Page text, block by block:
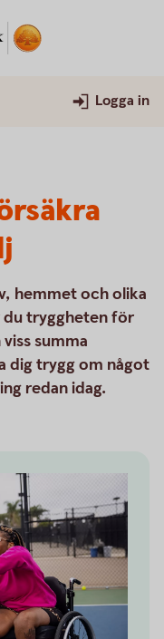
Logga in
hemmet och olika
du tryggheten för
summa
dig trygg om något
redan idag.